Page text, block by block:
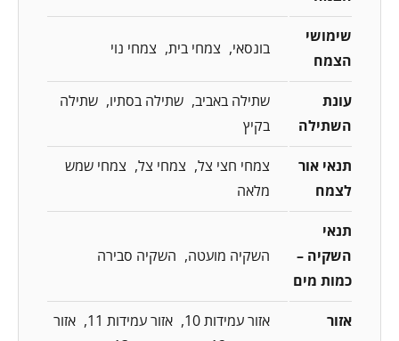
שימושי
הצמח
בונסאי צמחי בית צמחי נוי
עונת
השתילה
שתילה באביב שתילה בסתיו
שתילה
בקיץ
תנאי אור
לצמח
צמחי חצי צל צמחי צל
צמחי שמש
מלאה
תנאי
השקיה –
כמות מים
השקיה מועטה השקיה סבירה
אזור
אזור עמידות 10 אזור עמידות 11
אזור